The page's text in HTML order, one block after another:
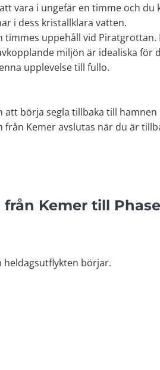
vara i ungefär en timme och du
i dess kristallklara vatten.
uppehåll vid Piratgrottan.
miljön är idealiska för
upplevelse till fullo.
börja segla tillbaka till
Kemer avslutas när du är
Kemer till
börjar.